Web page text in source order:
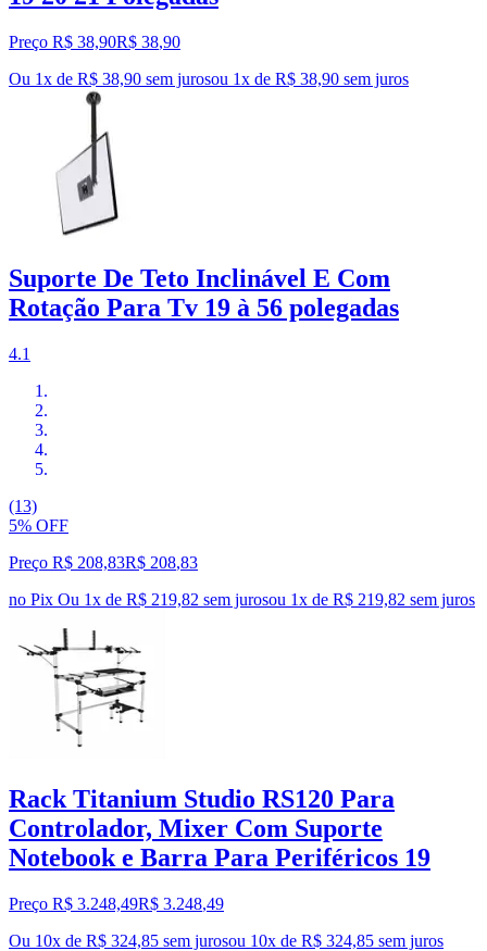
Preço R$ 38,90R$ 38,90
Ou 1x de R$ 38,90 sem jurosou 1x de R$ 38,90 sem juros
Suporte De Teto Inclinável E Com
Rotação Para Tv 19 à 56 polegadas
4.1
(13)
5% OFF
Preço R$ 208,83R$ 208,83
no Pix Ou 1x de R$ 219,82 sem jurosou 1x de R$ 219,82 sem juros
Rack Titanium Studio RS120 Para
Controlador, Mixer Com Suporte
Notebook e Barra Para Periféricos 19
Preço R$ 3.248,49R$ 3.248,49
Ou 10x de R$ 324,85 sem jurosou 10x de R$ 324,85 sem juros